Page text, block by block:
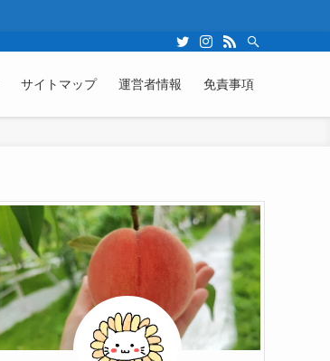
サイトマップ 運営者情報 免責事項